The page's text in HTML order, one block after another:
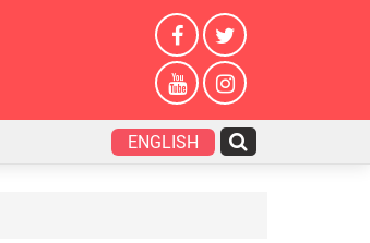
ENGLISH